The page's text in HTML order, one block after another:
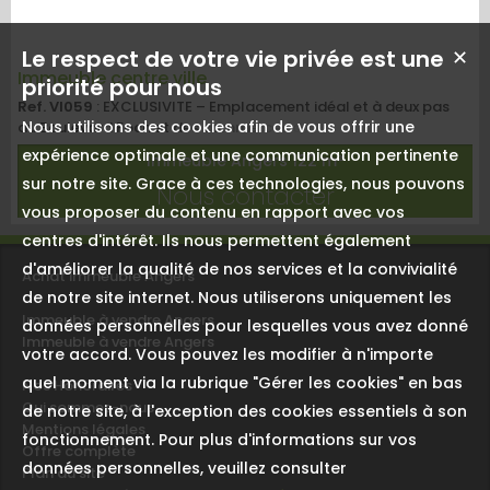
Immeuble centre ville
Ref. VI059 : EXCLUSIVITE – Emplacement idéal et à deux pas
du Boulevard Foch et des commerces de proximité. Immeuble
en pleine propriété composé d'un local commercial, de 3
Studios, un type 1 et un Type 1 Bis. Locataires en place,
Chauffage électrique. Loyers annuels : 27050€ + 2100€
charges. Pas de travaux à Prévoir. Les informations des risques
auxquels est exposé ce bien sont disponibles sur le s...
Immeuble Angers122 m²
Nous contacter
Achat immeuble Angers
Immeuble à vendre Angers
Immeuble à vendre Angers
Nos Honoraires
Qui sommes-nous
Mentions légales
Offre complète
Plan du site
✕
Le respect de votre vie privée est une
priorité pour nous
Nous utilisons des cookies afin de vous offrir une
expérience optimale et une communication pertinente
sur notre site. Grace à ces technologies, nous pouvons
vous proposer du contenu en rapport avec vos
centres d'intérêt. Ils nous permettent également
d'améliorer la qualité de nos services et la convivialité
de notre site internet. Nous utiliserons uniquement les
données personnelles pour lesquelles vous avez donné
votre accord. Vous pouvez les modifier à n'importe
quel moment via la rubrique "Gérer les cookies" en bas
de notre site, à l'exception des cookies essentiels à son
fonctionnement. Pour plus d'informations sur vos
données personnelles, veuillez consulter